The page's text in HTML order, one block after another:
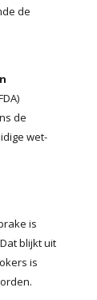
de
de
wet-
is
blijkt uit
is